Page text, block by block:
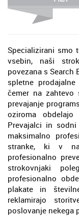
Specializirani smo
vsebin, naši
povezana s Search
spletne
čemer na zahtevo
prevajanje
oziroma
Prevajalci in
maksimalno
stranke, ki v
profesionalno
strokovnjaki
profesionalno
plakate in
reklamirajo
poslovanje nekega